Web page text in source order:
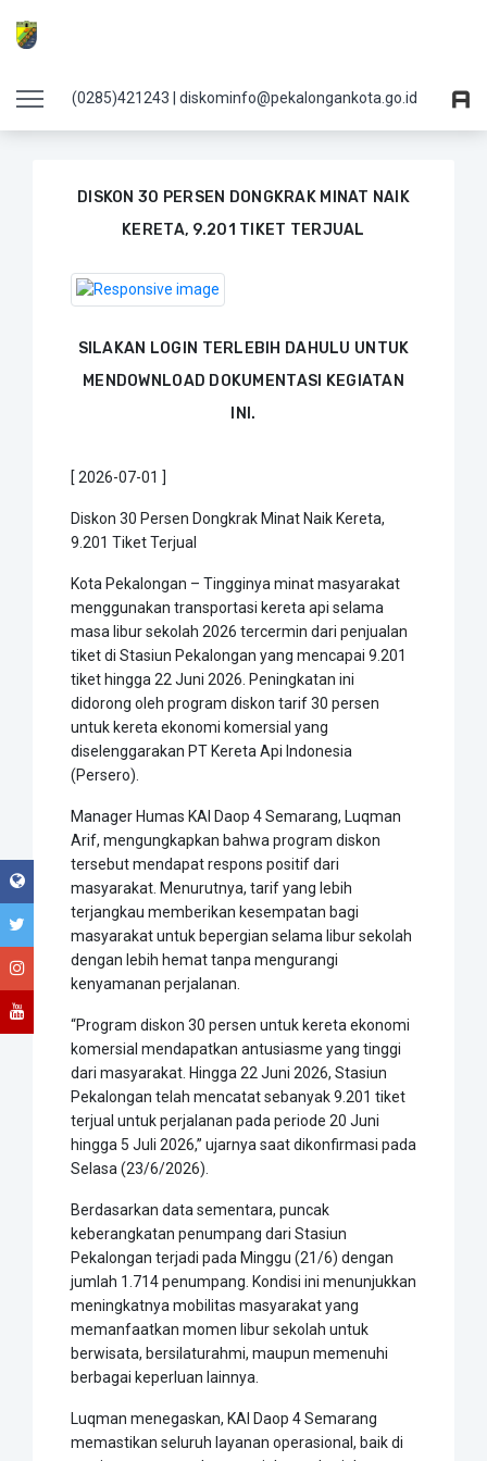
(0285)421243 | diskominfo@pekalongankota.go.id
Details Foto
DISKON 30 PERSEN DONGKRAK MINAT NAIK
KERETA, 9.201 TIKET TERJUAL
SILAKAN LOGIN TERLEBIH DAHULU UNTUK
MENDOWNLOAD DOKUMENTASI KEGIATAN
INI.
[ 2026-07-01 ]
Diskon 30 Persen Dongkrak Minat Naik Kereta,
9.201 Tiket Terjual
Kota Pekalongan – Tingginya minat masyarakat
menggunakan transportasi kereta api selama
masa libur sekolah 2026 tercermin dari penjualan
tiket di Stasiun Pekalongan yang mencapai 9.201
tiket hingga 22 Juni 2026. Peningkatan ini
didorong oleh program diskon tarif 30 persen
untuk kereta ekonomi komersial yang
diselenggarakan PT Kereta Api Indonesia
(Persero).
Manager Humas KAI Daop 4 Semarang, Luqman
Arif, mengungkapkan bahwa program diskon
tersebut mendapat respons positif dari
masyarakat. Menurutnya, tarif yang lebih
terjangkau memberikan kesempatan bagi
masyarakat untuk bepergian selama libur sekolah
dengan lebih hemat tanpa mengurangi
kenyamanan perjalanan.
“Program diskon 30 persen untuk kereta ekonomi
komersial mendapatkan antusiasme yang tinggi
dari masyarakat. Hingga 22 Juni 2026, Stasiun
Pekalongan telah mencatat sebanyak 9.201 tiket
terjual untuk perjalanan pada periode 20 Juni
hingga 5 Juli 2026,” ujarnya saat dikonfirmasi pada
Selasa (23/6/2026).
Berdasarkan data sementara, puncak
keberangkatan penumpang dari Stasiun
Pekalongan terjadi pada Minggu (21/6) dengan
jumlah 1.714 penumpang. Kondisi ini menunjukkan
meningkatnya mobilitas masyarakat yang
memanfaatkan momen libur sekolah untuk
berwisata, bersilaturahmi, maupun memenuhi
berbagai keperluan lainnya.
Luqman menegaskan, KAI Daop 4 Semarang
memastikan seluruh layanan operasional, baik di